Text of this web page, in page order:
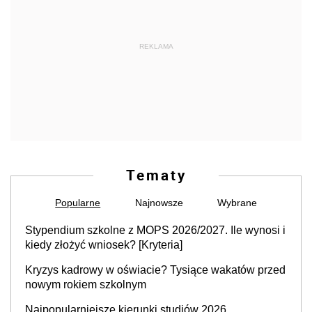
REKLAMA
Tematy
Popularne Najnowsze Wybrane
Stypendium szkolne z MOPS 2026/2027. Ile wynosi i
kiedy złożyć wniosek? [Kryteria]
Kryzys kadrowy w oświacie? Tysiące wakatów przed
nowym rokiem szkolnym
Najpopularniejsze kierunki studiów 2026